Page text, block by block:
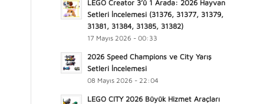
LEGO Creator 3’ü 1 Arada: 2026 Hayvan
Setleri İncelemesi (31376, 31377, 31379,
31381, 31384, 31385, 31382)
17 Mayıs 2026 - 00:33
2026 Speed Champions ve City Yarış
Setleri İncelemesi
08 Mayıs 2026 - 22:04
LEGO CITY 2026 Büyük Hizmet Araçları